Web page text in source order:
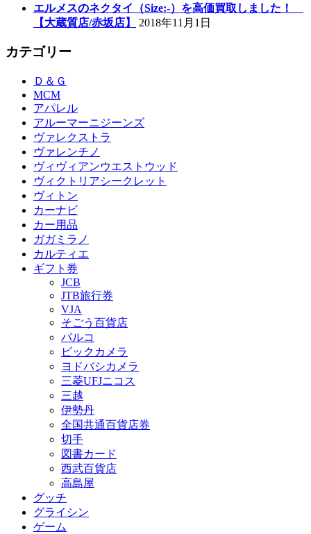
エルメスのネクタイ（Size:-）を高価買取しました！
【大蔵質店/赤坂店】
2018年11月1日
カテゴリー
Ｄ＆Ｇ
MCM
アパレル
アルーマーニジーンズ
ヴァレクストラ
ヴァレンチノ
ヴィヴィアンウエストウッド
ヴィクトリアシークレット
ヴィトン
カーナビ
カー用品
ガガミラノ
カルティエ
ギフト券
JCB
JTB旅行券
VJA
そごう百貨店
パルコ
ビックカメラ
ヨドバシカメラ
三菱UFJニコス
三越
伊勢丹
全国共通百貨店券
切手
図書カード
西武百貨店
高島屋
グッチ
グライシン
ゲーム